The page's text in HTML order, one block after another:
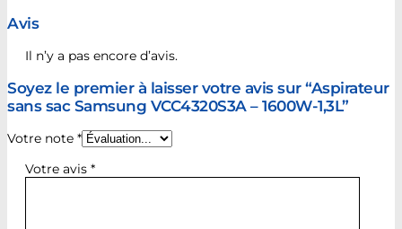
Avis
Il n’y a pas encore d’avis.
Soyez le premier à laisser votre avis sur “Aspirateur
sans sac Samsung VCC4320S3A – 1600W-1,3L”
Votre note *
Votre avis *